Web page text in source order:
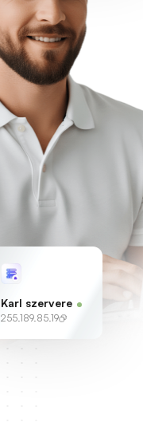
Karl szervere
255.189.85.19